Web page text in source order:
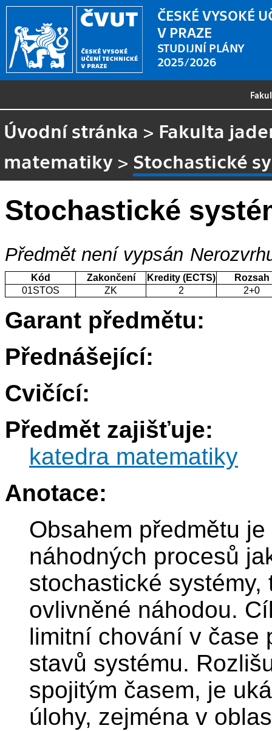
ČESKÉ VYSOKÉ
V PRAZE
STUDIJNÍ PLÁNY
2025/2026
Úvodní stránka > Fakulta
matematiky > Stochastické
Stochastické
Předmět není vypsán
Kód Zakončení Kredity (ECTS)
Rozsah
01STOS
ZK 2 2+0
Garant předmětu:
Přednášející:
Cvičící:
Předmět zajišťuje:
katedra matematiky
Anotace:
Obsahem předmětu
náhodných procesů
stochastické
ovlivněné náhodou.
limitní chování v čase
stavů systému.
spojitým časem, je
úlohy, zejména v